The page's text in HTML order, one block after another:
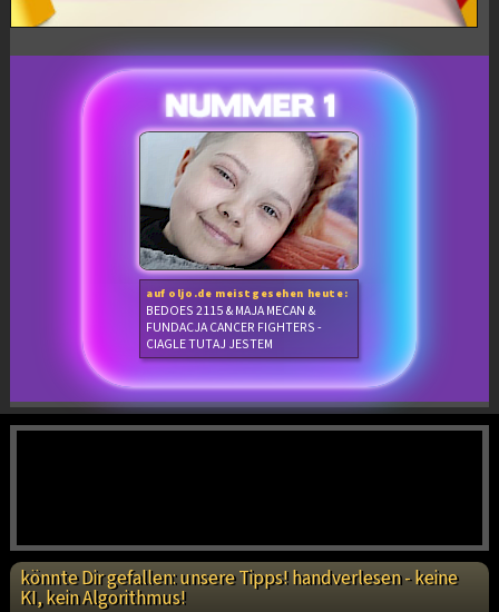
auf oljo.de meistgesehen heute:
BEDOES 2115 & MAJA MECAN &
FUNDACJA CANCER FIGHTERS -
CIAGLE TUTAJ JESTEM
könnte Dir gefallen: unsere Tipps! handverlesen - keine
KI, kein Algorithmus!